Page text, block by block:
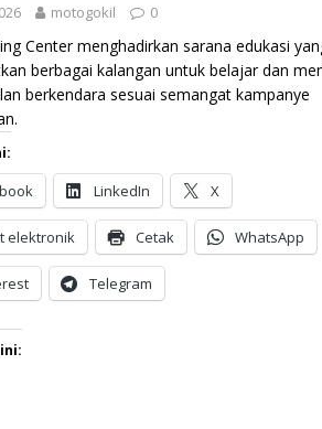
motogokil 0
Center menghadirkan sarana edukasi
berbagai kalangan untuk belajar dan
berkendara sesuai semangat kampanye
LinkedIn X
elektronik Cetak WhatsApp
Telegram